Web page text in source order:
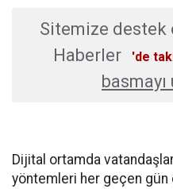
Sitemize destek
Haberler
'de
basmayı
Dijital ortamda
yöntemleri her geçen gün